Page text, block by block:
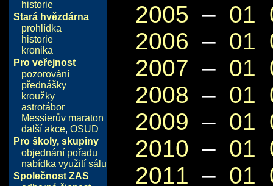
historie
Stará hvězdárna
prohlídka
historie
kronika
Pro veřejnost
pozorování
přednášky
kroužky
astrotábor
Messierův maraton
další akce, OSUD
Pro školy, skupiny
objednání pořadu
nabídka využití sálu
Společnost ZAS
2005 – 01
2006 – 01
2007 – 01
2008 – 01
2009 – 01
2010 – 01
2011 – 01